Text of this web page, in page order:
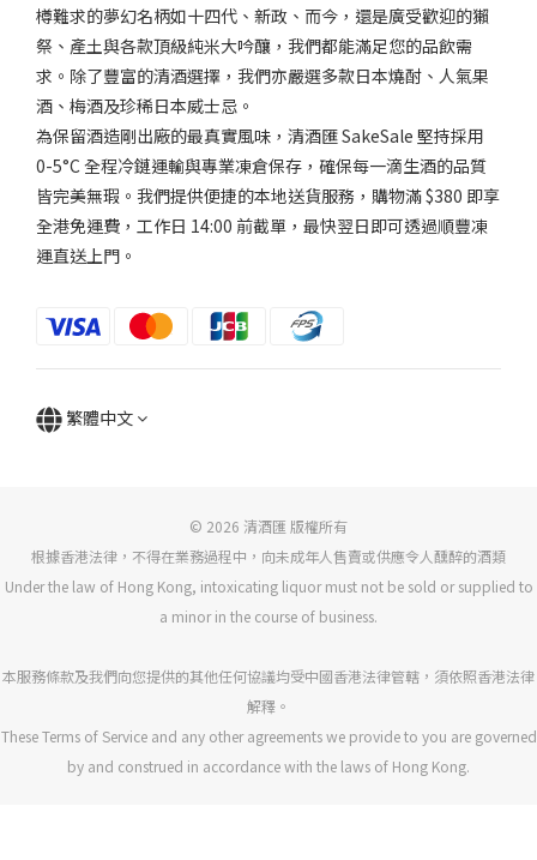
樽難求的夢幻名柄如十四代、新政、而今，還是廣受歡迎的獺
祭、產土與各款頂級純米大吟釀，我們都能滿足您的品飲需
求。除了豐富的清酒選擇，我們亦嚴選多款日本燒酎、人氣果
酒、梅酒及珍稀日本威士忌。
為保留酒造剛出廠的最真實風味，清酒匯 SakeSale 堅持採用
0-5°C 全程冷鏈運輸與專業凍倉保存，確保每一滴生酒的品質
皆完美無瑕。我們提供便捷的本地送貨服務，購物滿 $380 即享
全港免運費，工作日 14:00 前截單，最快翌日即可透過順豐凍
運直送上門。
繁體中文
© 2026 清酒匯 版權所有
根據香港法律，不得在業務過程中，向未成年人售賣或供應令人醺醉的酒類
Under the law of Hong Kong, intoxicating liquor must not be sold or supplied to
a minor in the course of business.
本服務條款及我們向您提供的其他任何協議均受中國香港法律管轄，須依照香港法律
解釋。
These Terms of Service and any other agreements we provide to you are governed
by and construed in accordance with the laws of Hong Kong.